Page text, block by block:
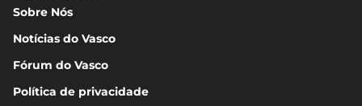
Sobre Nós
Notícias do Vasco
Fórum do Vasco
Política de privacidade